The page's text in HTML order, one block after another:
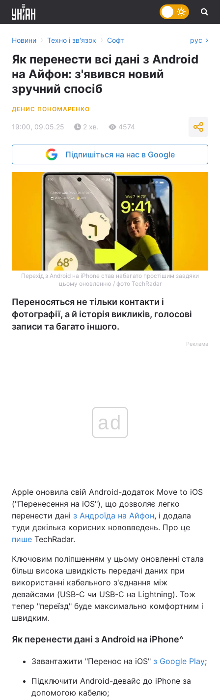
Україна Політика
Економіка Світ
Техно і зв'язок Лайт
Зброя Інциденти
Здоров'я
Погода
Лонгріди
Новини › Техно і зв'язок › Софт рус
Як перенести всі дані з Android
на Айфон: з'явився новий
зручний спосіб
ДЕНИС ПОНОМАРЕНКО
19:00, 09.05.25 2 хв. 4574
Підпишіться на нас в Google
Перехід з Android на iPhone став набагато простішим завдяки
цьому оновленню / фото TechRadar
Переносяться не тільки контакти і
фотографії, а й історія викликів, голосові
записи та багато іншого.
Реклама
ad
Apple оновила свій Android-додаток Move to iOS
("Перенесення на iOS"), що дозволяє легко
перенести дані з Андроїда на Айфон, і додала
туди декілька корисних нововведень. Про це
пише TechRadar.
Ключовим поліпшенням у цьому оновленні стала
більш висока швидкість передачі даних при
використанні кабельного з'єднання між
девайсами (USB-C чи USB-C на Lightning). Тож
тепер "переїзд" буде максимально комфортним і
швидким.
Як перенести дані з Android на iPhone^
Завантажити "Перенос на iOS" з Google Play;
Підключити Android-девайс до iPhone за
допомогою кабелю;